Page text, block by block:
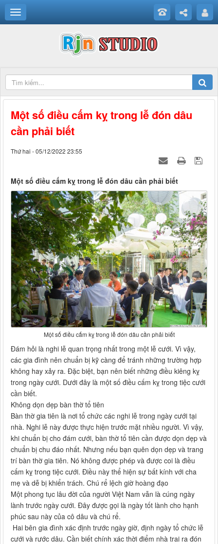
Một số điều cấm kỵ trong lễ đón dâu
cần phải biết
Thứ hai - 05/12/2022 23:55
Một số điều cấm kỵ trong lễ đón dâu cần phải biết
Một số điều cấm kỵ trong lễ đón dâu cần phải biết
Đám hỏi là nghi lễ quan trọng nhất trong một lễ cưới. Vì vậy,
các gia đình nên chuẩn bị kỹ càng để tránh những trường hợp
không hay xảy ra. Đặc biệt, bạn nên biết những điều kiêng kỵ
trong ngày cưới. Dưới đây là một số điều cấm kỵ trong tiệc cưới
cần biết.
Không dọn dẹp bàn thờ tổ tiên
Bàn thờ gia tiên là nơi tổ chức các nghi lễ trong ngày cưới tại
nhà. Nghi lễ này được thực hiện trước mặt nhiều người. Vì vậy,
khi chuẩn bị cho đám cưới, bàn thờ tổ tiên cần được dọn dẹp và
chuẩn bị chu đáo nhất. Nhưng nếu bạn quên dọn dẹp và trang
trí bàn thờ gia tiên. Nó không được phép và được coi là điều
cấm kỵ trong tiệc cưới. Điều này thể hiện sự bất kính với cha
mẹ và dễ bị khiển trách. Chú rể lệch giờ hoàng đạo
Một phong tục lâu đời của người Việt Nam vẫn là cúng ngày
lành trước ngày cưới. Đây được gọi là ngày tốt lành cho hạnh
phúc sau này của cô dâu và chú rể.
Hai bên gia đình xác định trước ngày giờ, định ngày tổ chức lễ
cưới và rước dâu. Cần biết chính xác thời điểm nhà trai ra đón